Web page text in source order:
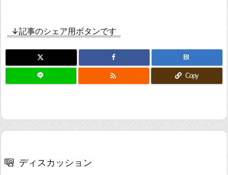
↓記事のシェア用ボタンです
B!
 Copy
ディスカッション